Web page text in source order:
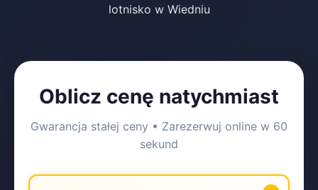
lotnisko w Wiedniu
Oblicz cenę natychmiast
Gwarancja stałej ceny • Zarezerwuj online w 60
sekund